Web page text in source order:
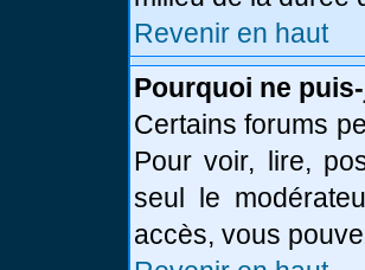
Revenir en haut
Pourquoi ne
Certains forums
Pour voir, lire,
seul le
accès, vous